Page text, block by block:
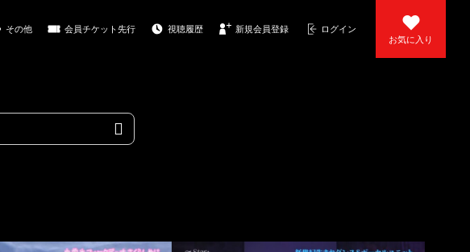
お気に入り
その他 会員チケット先行 視聴履歴 新規会員登録 ログイン